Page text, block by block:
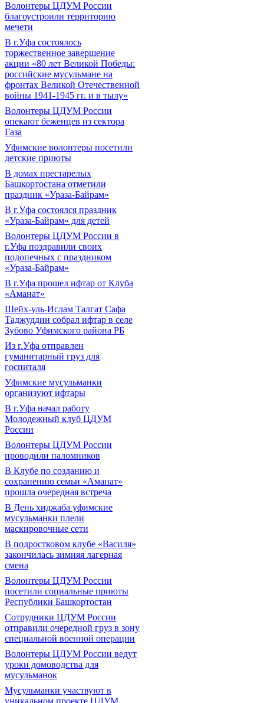
Волонтеры ЦДУМ России
благоустроили территорию
мечети
В г.Уфа состоялось
торжественное завершение
акции «80 лет Великой Победы:
российские мусульмане на
фронтах Великой Отечественной
войны 1941-1945 гг. и в тылу»
Волонтеры ЦДУМ России
опекают беженцев из сектора
Газа
Уфимские волонтеры посетили
детские приюты
В домах престарелых
Башкортостана отметили
праздник «Ураза-Байрам»
В г.Уфа состоялся праздник
«Ураза-Байрам» для детей
Волонтеры ЦДУМ России в
г.Уфа поздравили своих
подопечных с праздником
«Ураза-Байрам»
В г.Уфа прошел ифтар от Клуба
«Аманат»
Шейх-уль-Ислам Талгат Сафа
Таджуддин собрал ифтар в селе
Зубово Уфимского района РБ
Из г.Уфа отправлен
гуманитарный груз для
госпиталя
Уфимские мусульманки
организуют ифтары
В г.Уфа начал работу
Молодежный клуб ЦДУМ
России
Волонтеры ЦДУМ России
проводили паломников
В Клубе по созданию и
сохранению семьи «Аманат»
прошла очередная встреча
В День хиджаба уфимские
мусульманки плели
маскировочные сети
В подростковом клубе «Василя»
закончилась зимняя лагерная
смена
Волонтеры ЦДУМ России
посетили социальные приюты
Республики Башкортостан
Сотрудники ЦДУМ России
отправили очередной груз в зону
специальной военной операции
Волонтеры ЦДУМ России ведут
уроки домоводства для
мусульманок
Мусульманки участвуют в
уникальном проекте ЦДУМ